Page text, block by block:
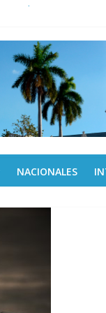
por el centenario
al bloqueo
NACIONALES